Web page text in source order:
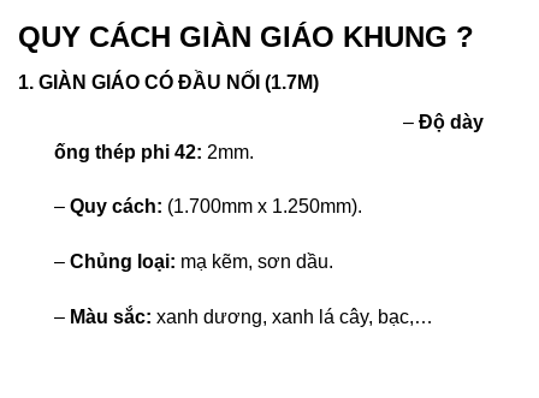
QUY CÁCH GIÀN GIÁO KHUNG ?
1. GIÀN GIÁO CÓ ĐẦU NỐI (1.7M)
– Độ dày
ống thép phi 42: 2mm.
– Quy cách: (1.700mm x 1.250mm).
– Chủng loại: mạ kẽm, sơn dầu.
– Màu sắc: xanh dương, xanh lá cây, bạc,…